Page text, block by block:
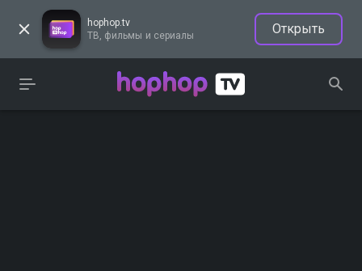
hophop.tv
ТВ, фильмы и сериалы
Открыть